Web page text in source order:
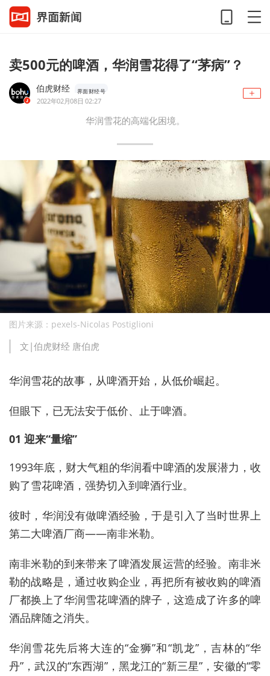
卖500元的啤酒，华润雪花得了“茅病”？
伯虎财经 界面财经号
2022年02月08日 02:27
华润雪花的高端化困境。
图片来源：pexels-Nicolas Postiglioni
文|伯虎财经 唐伯虎
华润雪花的故事，从啤酒开始，从低价崛起。
但眼下，已无法安于低价、止于啤酒。
01 迎来“量缩”
1993年底，财大气粗的华润看中啤酒的发展潜力，收
购了雪花啤酒，强势切入到啤酒行业。
彼时，华润没有做啤酒经验，于是引入了当时世界上
第二大啤酒厂商——南非米勒。
南非米勒的到来带来了啤酒发展运营的经验。南非米
勒的战略是，通过收购企业，再把所有被收购的啤酒
厂都换上了华润雪花啤酒的牌子，这造成了许多的啤
酒品牌随之消失。
华润雪花先后将大连的“金狮”和“凯龙”，吉林的“华
丹”，武汉的“东西湖”，黑龙江的“新三星”，安徽的“零